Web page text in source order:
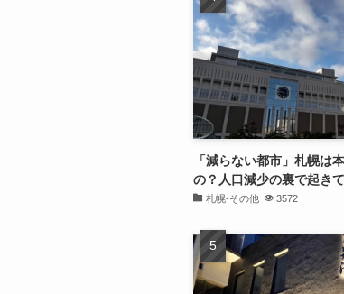
「減らない都市」札幌は
の？人口減少の裏で起き
札幌-その他 3572